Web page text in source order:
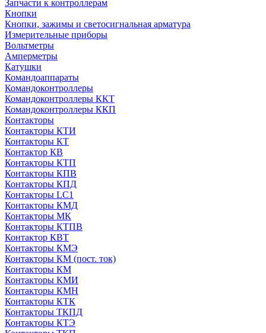
Запчасти к контроллерам
Кнопки
Кнопки, зажимы и светосигнальная арматура
Измерительные приборы
Вольтметры
Амперметры
Катушки
Командоаппараты
Командоконтроллеры
Командоконтроллеры ККТ
Командоконтроллеры ККП
Контакторы
Контакторы КТИ
Контакторы КТ
Контактор КВ
Контакторы КТП
Контакторы КПВ
Контакторы КПД
Контакторы LC1
Контакторы КМД
Контакторы МК
Контакторы КТПВ
Контактор КВТ
Контакторы КМЭ
Контакторы КМ (пост. ток)
Контакторы КМ
Контакторы КМИ
Контакторы КМН
Контакторы КТК
Контакторы ТКПД
Контакторы КТЭ